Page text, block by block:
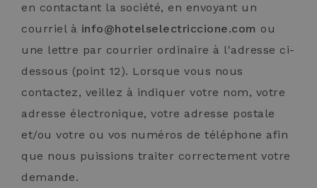
en contactant la société, en envoyant un
courriel à info@hotelselectriccione.com ou
une lettre par courrier ordinaire à l'adresse ci-
dessous (point 12). Lorsque vous nous
contactez, veillez à indiquer votre nom, votre
adresse électronique, votre adresse postale
et/ou votre ou vos numéros de téléphone afin
que nous puissions traiter correctement votre
demande.